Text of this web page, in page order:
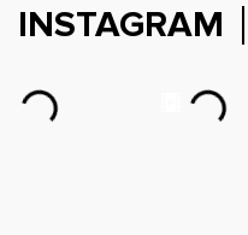
INSTAGRAM